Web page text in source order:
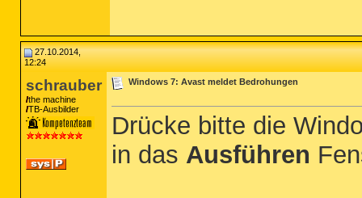
27.10.2014,
12:24
schrauber
the machine
TB-Ausbilder
Windows 7: Avast meldet Bedrohungen
Drücke bitte die
in das Ausführen